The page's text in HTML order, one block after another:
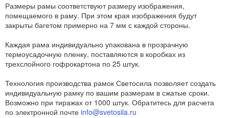
Размеры рамы соответствуют размеру изображения,
помещаемого в раму. При этом края изображения будут
закрыты багетом примерно на 7 мм с каждой стороны.
Каждая рама индивидуально упакована в прозрачную
термоусадочную пленку, поставляются в коробках из
трехслойного гофрокартона по 25 штук.
Технология производства рамок Светосила позволяет создать
индивидуальную рамку по вашим размерам в сжатые сроки.
Возможно при тиражах от 1000 штук. Обратитесь для расчета
по электронной почте info@svetosila.ru